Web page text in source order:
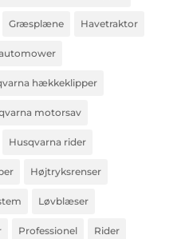
Græsplæne Havetraktor
hækkeklipper
motorsav
Husqvarna rider
Højtryksrenser
Løvblæser
Professionel Rider